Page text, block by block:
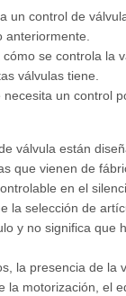
un control de
anteriormente.
se controla la
válvulas tiene.
un control
válvula están
que vienen de
en el
la selección de
y no significa que
la presencia de la
la motorización, el